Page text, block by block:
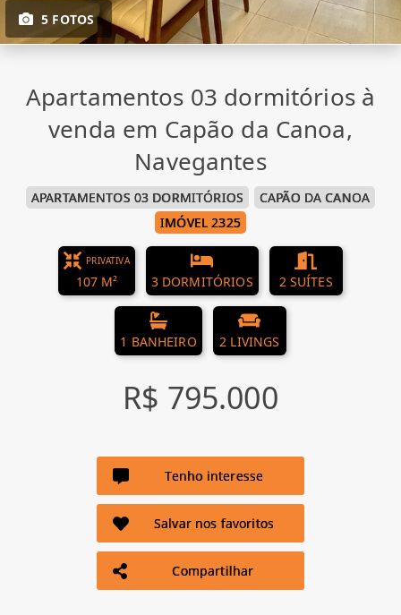
5 FOTOS
Apartamentos 03 dormitórios à
venda em Capão da Canoa,
Navegantes
APARTAMENTOS 03 DORMITÓRIOS
CAPÃO DA CANOA
IMÓVEL 2325
PRIVATIVA
107 M² 3 DORMITÓRIOS 2 SUÍTES
1 BANHEIRO 2 LIVINGS
R$ 795.000
Tenho interesse
Salvar nos favoritos
Compartilhar